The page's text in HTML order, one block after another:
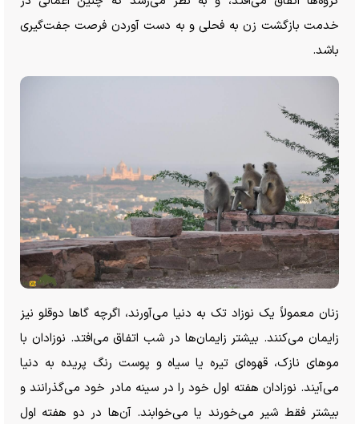
خدمت بازگشت زن به فحلی و به دست آوردن فرصت جفت‌گیری
باشد.
زنان معمولاً یک نوزاد تک به دنیا می‌آورند، اگرچه گا‌ها دوقلو نیز
زایمان می‌کنند. بیشتر زایمان‌ها در شب اتفاق می‌افتد. نوزادان با
مو‌های نازک، قهوه‌ای تیره یا سیاه و پوست رنگ پریده به دنیا
می‌آیند. نوزادان هفته اول خود را در سینه مادر خود می‌گذرانند و
بیشتر فقط شیر می‌خورند یا می‌خوابند. آن‌ها در دو هفته اول